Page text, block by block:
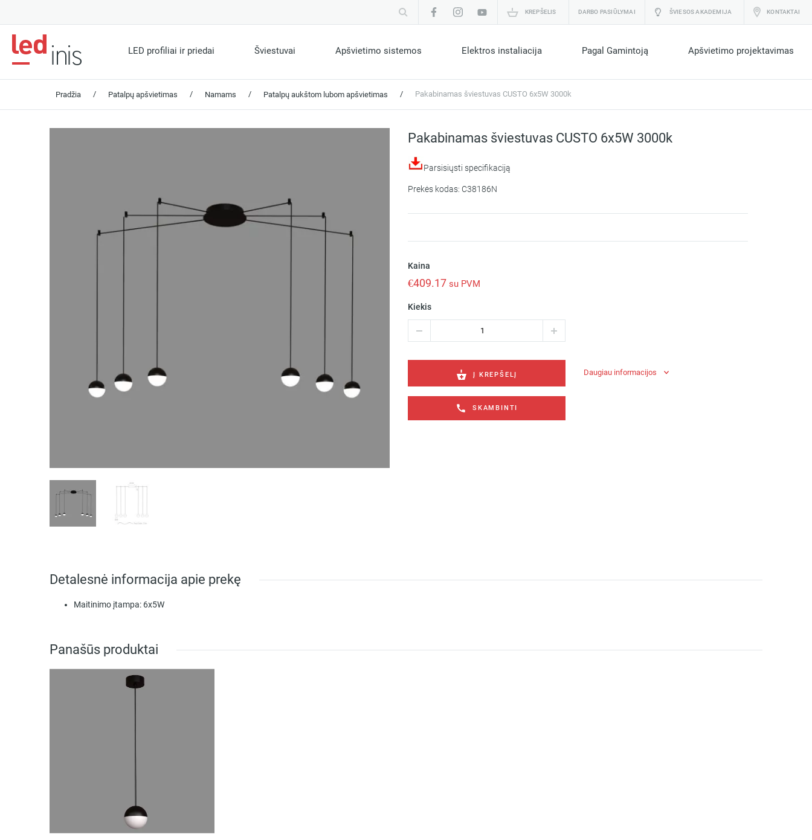
KREPŠELIS DARBO PASIŪLYMAI ŠVIESOS AKADEMIJA KONTAKTAI
LED profiliai ir priedai Šviestuvai Apšvietimo sistemos Elektros instaliacija Pagal Gamintoją Apšvietimo projektavimas
Pradžia / Patalpų apšvietimas / Namams / Patalpų aukštom lubom apšvietimas / Pakabinamas šviestuvas CUSTO 6x5W 3000k
Pakabinamas šviestuvas CUSTO 6x5W 3000k
Parsisiųsti specifikaciją
Prekės kodas: C38186N
Kaina
€409.17 su PVM
Kiekis
šviestuvas
6x5W
Į KREPŠELĮ Daugiau informacijos
SKAMBINTI
Detalesnė informacija apie prekę
Maitinimo įtampa: 6x5W
Panašūs produktai